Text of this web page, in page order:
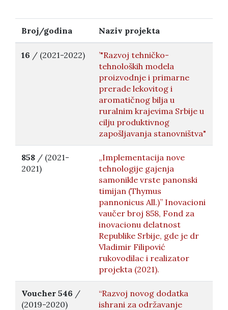
Broj/godina Naziv projekta
16 / (2021-2022)
’"Razvoj tehničko-
tehnoloških modela
proizvodnje i primarne
prerade lekovitog i
aromatičnog bilja u
ruralnim krajevima Srbije u
cilju produktivnog
zapošljavanja stanovništva"
858 / (2021-
2021)
„Implementacija nove
tehnologije gajenja
samonikle vrste panonski
timijan (Thymus
pannonicus All.)” Inovacioni
vaučer broj 858, Fond za
inovacionu delatnost
Republike Srbije, gde je dr
Vladimir Filipović
rukovodilac i realizator
projekta (2021).
Voucher 546 /
(2019-2020)
“Razvoj novog dodatka
ishrani za održavanje